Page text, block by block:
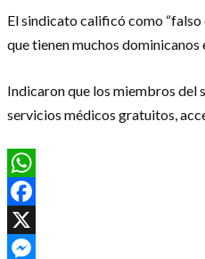
El sindicato calificó como “falso
que tienen muchos dominicanos
Indicaron que los miembros del
servicios médicos gratuitos,
WhatsApp
Facebook
X